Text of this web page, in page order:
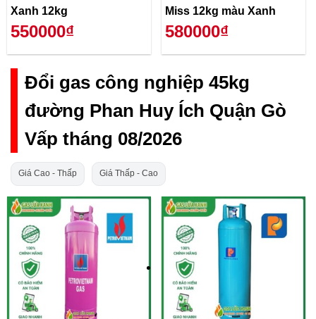
Xanh 12kg
550000₫
Miss 12kg màu Xanh
580000₫
Đổi gas công nghiệp 45kg
đường Phan Huy Ích Quận Gò
Vấp tháng 08/2026
Giá Cao - Thấp Giá Thấp - Cao